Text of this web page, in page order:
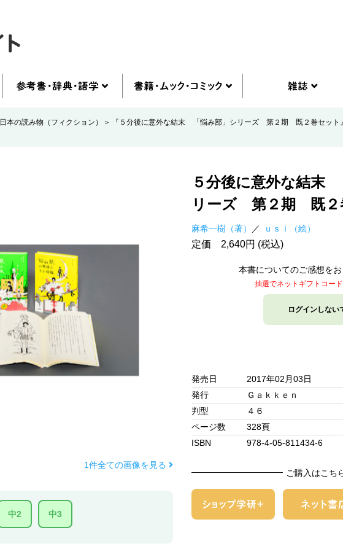
日本の読み物（フィクション） 『５分後に意外な結末 「悩み部」シリーズ 第２期 既２巻セット』
1件全ての画像を見る
中2 中3
５分後に意外な結末
リーズ 第２期 既２
麻希一樹（著） ｕｓｉ（絵）
定価 2,640円 (税込)
本書についてのご感想をお
抽選でネットギフトコー
ログインしない
発売日
2017年02月03日
発行
Ｇａｋｋｅｎ
判型
４６
ページ数
328頁
ISBN
978-4-05-811434-6
ご購入はこち